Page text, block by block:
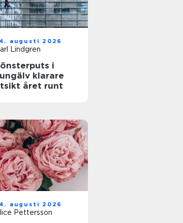
augusti 2026
Lindgren
i
klarare
året runt
augusti 2026
Pettersson